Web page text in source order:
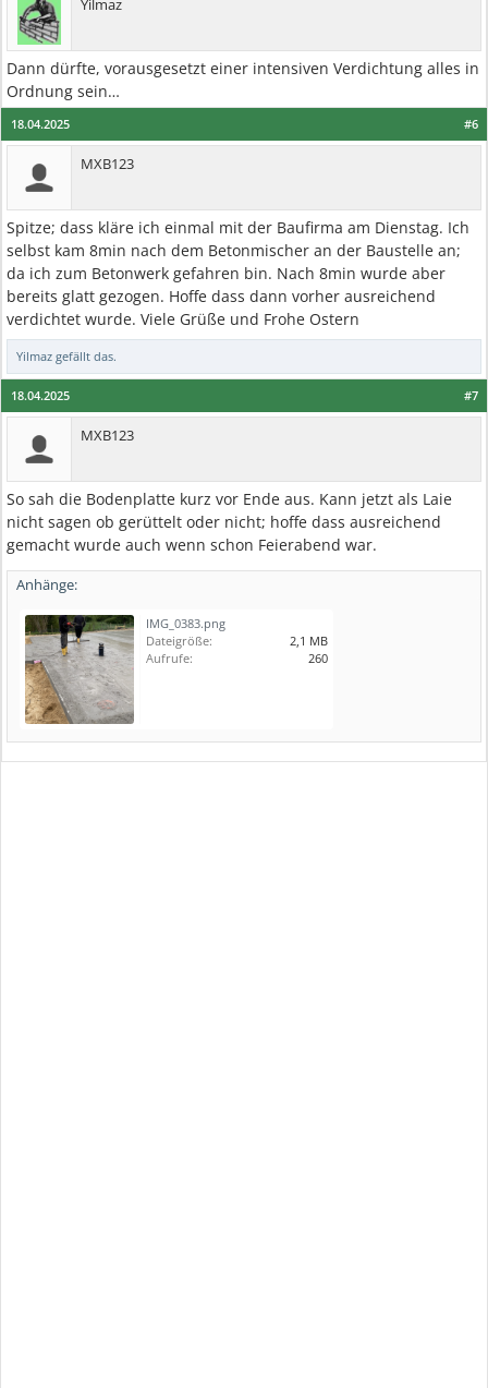
Yilmaz
Dann dürfte, vorausgesetzt einer intensiven Verdichtung alles in
Ordnung sein…
#6
18.04.2025
MXB123
Spitze; dass kläre ich einmal mit der Baufirma am Dienstag. Ich
selbst kam 8min nach dem Betonmischer an der Baustelle an;
da ich zum Betonwerk gefahren bin. Nach 8min wurde aber
bereits glatt gezogen. Hoffe dass dann vorher ausreichend
verdichtet wurde. Viele Grüße und Frohe Ostern
Yilmaz gefällt das.
#7
18.04.2025
MXB123
So sah die Bodenplatte kurz vor Ende aus. Kann jetzt als Laie
nicht sagen ob gerüttelt oder nicht; hoffe dass ausreichend
gemacht wurde auch wenn schon Feierabend war.
Anhänge:
IMG_0383.png
Dateigröße:
2,1 MB
Aufrufe:
260